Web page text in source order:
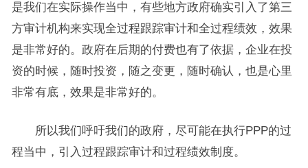
是我们在实际操作当中，有些地方政府确实引入了第三
方审计机构来实现全过程跟踪审计和全过程绩效，效果
是非常好的。政府在后期的付费也有了依据，企业在投
资的时候，随时投资，随之变更，随时确认，也是心里
非常有底，效果是非常好的。
所以我们呼吁我们的政府，尽可能在执行PPP的过
程当中，引入过程跟踪审计和过程绩效制度。